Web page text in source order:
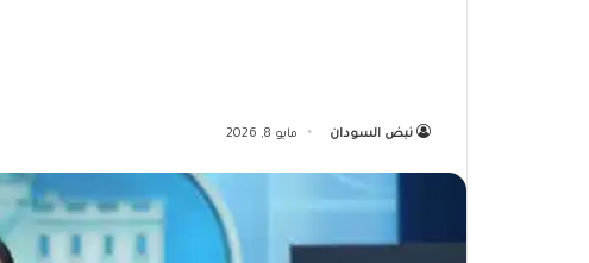
نبض السودان مايو 8, 2026